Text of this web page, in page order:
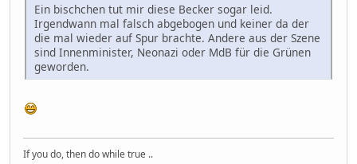
Ein bischchen tut mir diese Becker sogar leid.
Irgendwann mal falsch abgebogen und keiner da der
die mal wieder auf Spur brachte. Andere aus der Szene
sind Innenminister, Neonazi oder MdB für die Grünen
geworden.
If you do, then do while true ..